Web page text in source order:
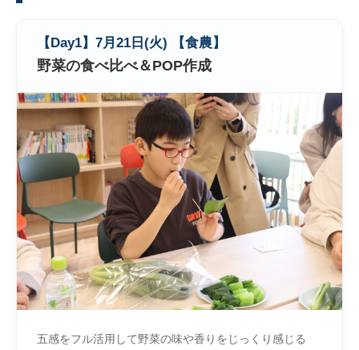
【Day1】7月21日(火) 【食農】
野菜の食べ比べ＆POP作成
五感をフル活用して野菜の味や香りをじっくり感じる